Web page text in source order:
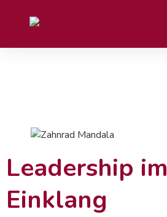
Leadership im
Einklang